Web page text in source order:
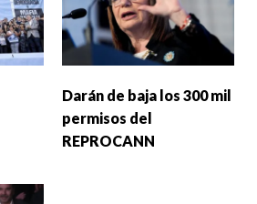
Darán de baja los 300 mil
permisos del
REPROCANN